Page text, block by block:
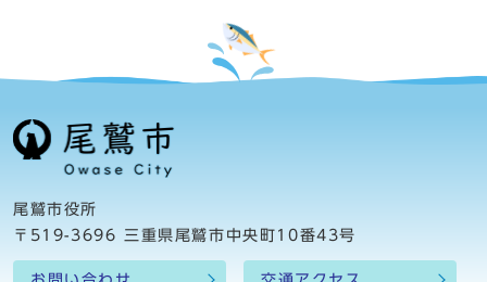
尾鷲市役所
〒519-3696 三重県尾鷲市中央町10番43号